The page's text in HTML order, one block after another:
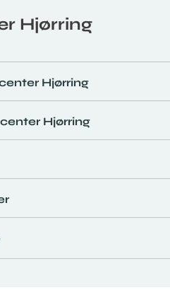
Hjørring
Hjørring
Hjørring